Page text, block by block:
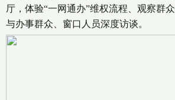
厅，体验“一网通办”维权流程、观察群
与办事群众、窗口人员深度访谈。